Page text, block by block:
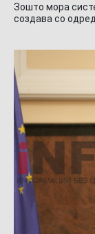
Зошто мора
создава со